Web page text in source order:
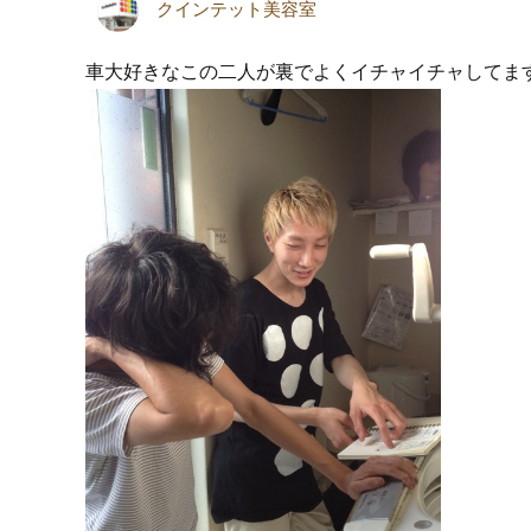
クインテット美容室
車大好きなこの二人が裏でよくイチャイチャしてま